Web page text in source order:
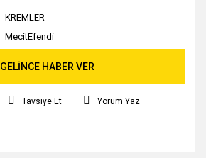
KREMLER
MecitEfendi
GELİNCE HABER VER
Tavsiye Et Yorum Yaz